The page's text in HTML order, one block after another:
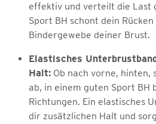
effektiv und verteilt die Last
Sport BH schont dein Rücken
Bindergewebe deiner Brust.
Elastisches
Halt: Ob nach vorne,
ab, in einem guten Sport BH
Richtungen. Ein elastisches
dir zusätzlichen Halt und